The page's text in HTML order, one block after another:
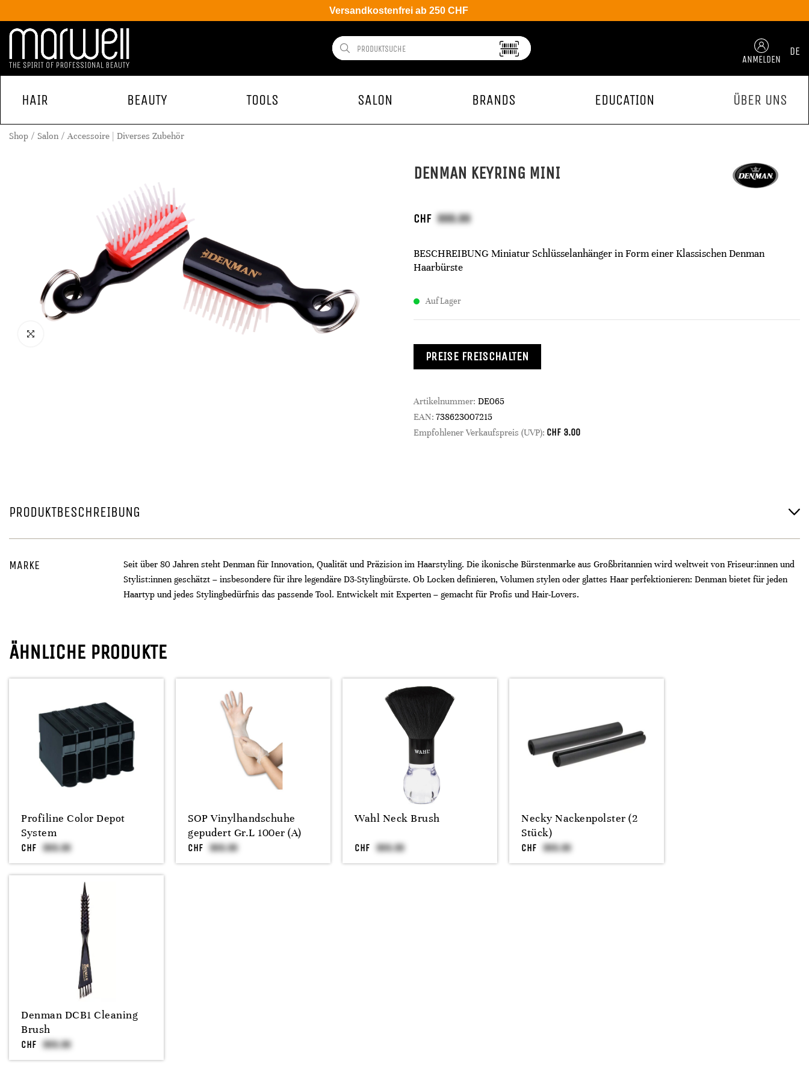
Versandkostenfrei ab 250 CHF
ANMELDEN
DE
HAIR BEAUTY TOOLS SALON BRANDS EDUCATION ÜBER UNS
Shop Salon Accessoire | Diverses Zubehör
DENMAN KEYRING MINI
CHF
BESCHREIBUNG Miniatur Schlüsselanhänger in Form einer Klassischen Denman
Haarbürste
Auf Lager
PREISE FREISCHALTEN
Artikelnummer: DE065
EAN: 738623007215
Empfohlener Verkaufspreis (UVP): CHF 3.00
PRODUKTBESCHREIBUNG
MARKE
Seit über 80 Jahren steht Denman für Innovation, Qualität und Präzision im Haarstyling. Die ikonische Bürstenmarke aus Großbritannien wird weltweit von Friseur:innen und
Stylist:innen geschätzt – insbesondere für ihre legendäre D3-Stylingbürste. Ob Locken definieren, Volumen stylen oder glattes Haar perfektionieren: Denman bietet für jeden
Haartyp und jedes Stylingbedürfnis das passende Tool. Entwickelt mit Experten – gemacht für Profis und Hair-Lovers.
ÄHNLICHE PRODUKTE
Profiline Color Depot
System
CHF
SOP Vinylhandschuhe
gepudert Gr.L 100er (A)
CHF
Wahl Neck Brush
CHF
Necky Nackenpolster (2
Stück)
CHF
Denman DCB1 Cleaning
Brush
CHF